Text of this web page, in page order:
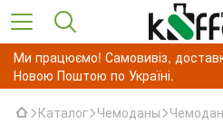
Ми працюємо! Самовивіз,
Новою Поштою по Україні.
Каталог Чемоданы